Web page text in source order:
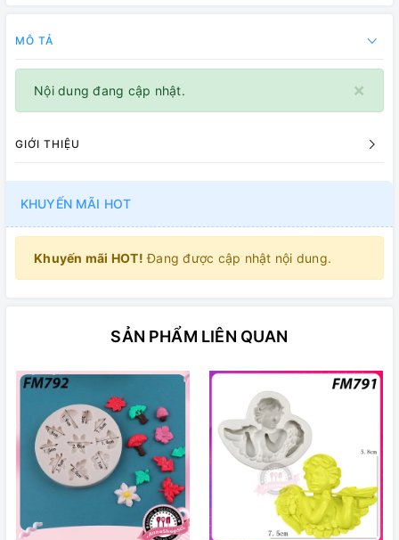
MÔ TẢ
×
Nội dung đang cập nhật.
GIỚI THIỆU
KHUYẾN MÃI HOT
Khuyến mãi HOT! Đang được cập nhật nội dung.
SẢN PHẨM LIÊN QUAN